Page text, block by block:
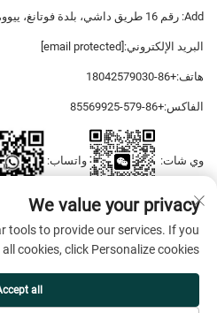
Add: رقم 16 طريق داشي، بلدة فوتانغ، ييوو، تشجيانغ، الصين
البريد الإلكتروني:
هاتف:+86-18042579030
الفاكس:+86-579-85569925
وي شات: واتساب:
حقوق الطبع والنشر
We value your privacy
tools to provide our services. If you
cookies, click Personalize cookies.
all